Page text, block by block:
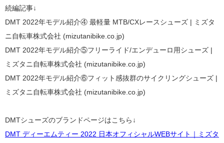
続編記事↓
DMT 2022年モデル紹介④ 最軽量 MTB/CXレースシューズ | ミズタ
ニ自転車株式会社 (mizutanibike.co.jp)
DMT 2022年モデル紹介⑤フリーライド/エンデューロ用シューズ |
ミズタニ自転車株式会社 (mizutanibike.co.jp)
DMT 2022年モデル紹介⑥フィット感抜群のサイクリングシューズ |
ミズタニ自転車株式会社 (mizutanibike.co.jp)
DMTシューズのブランドページはこちら↓
DMT ディーエムティー 2022 日本オフィシャルWEBサイト｜ミズタ